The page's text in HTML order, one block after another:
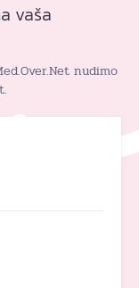
vaša
nudimo